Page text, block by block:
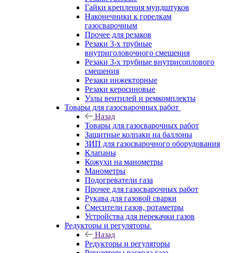
Гайки крепления мундштуков
Наконечники к горелкам
газосварочным
Прочее для резаков
Резаки 3-х трубные
внутриголовочного смешения
Резаки 3-х трубные внутрисоплового
смешения
Резаки инжекторные
Резаки керосиновые
Узлы вентилей и ремкомплекты
Товары для газосварочных работ
Назад
Товары для газосварочных работ
Защитные колпаки на баллоны
ЗИП для газосварочного оборудования
Клапаны
Кожухи на манометры
Манометры
Подогреватели газа
Прочее для газосварочных работ
Рукава для газовой сварки
Смесители газов, ротаметры
Устройства для перекачки газов
Редукторы и регуляторы
Назад
Редукторы и регуляторы